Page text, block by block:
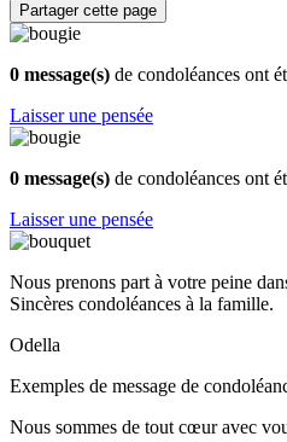
Partager cette page
0 message(s) de condoléances ont
Laisser une pensée
0 message(s) de condoléances ont
Laisser une pensée
Nous prenons part à votre peine
Sincères condoléances à la famille.
Odella
Exemples de message de
Nous sommes de tout cœur avec